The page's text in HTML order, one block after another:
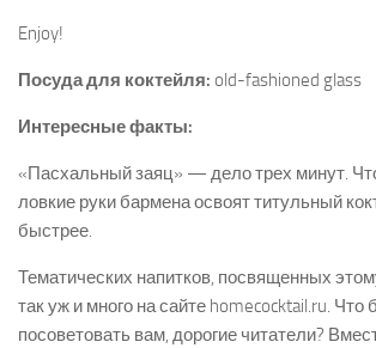
Enjoy!
Посуда для коктейля: old-fashioned glass
Интересные факты:
«Пасхальный заяц» — дело трех минут.
ловкие руки бармена освоят титульный
быстрее.
Тематических напитков, посвященных
так уж и много на сайте homecocktail.ru. Что
посоветовать вам, дорогие читатели?